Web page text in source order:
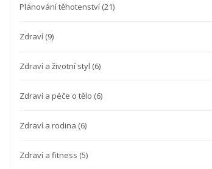
Plánování těhotenství (21)
Zdraví (9)
Zdraví a životní styl (6)
Zdraví a péče o tělo (6)
Zdraví a rodina (6)
Zdraví a fitness (5)